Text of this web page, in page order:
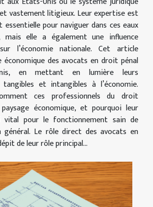
vastement litigieux. Leur expertise est
essentielle pour naviguer dans ces eaux
mais elle a également une influence
l’économie nationale. Cet article
économique des avocats en droit pénal
en mettant en lumière leurs
et intangibles à l’économie.
ces professionnels du droit
économique, et pourquoi leur
pour le fonctionnement sain de
général. Le rôle direct des avocats en
de leur rôle principal...